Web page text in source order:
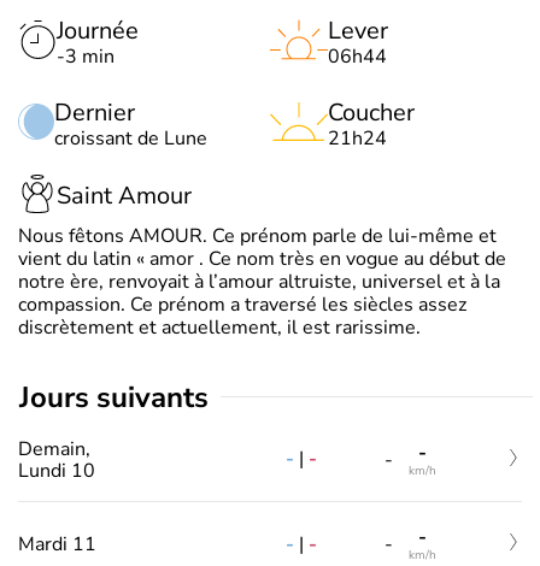
Journée
-3 min
Dernier
croissant de Lune
Lever
06h44
Coucher
21h24
Saint Amour
Nous fêtons AMOUR. Ce prénom parle de lui-même et
vient du latin « amor . Ce nom très en vogue au début de
notre ère, renvoyait à l’amour altruiste, universel et à la
compassion. Ce prénom a traversé les siècles assez
discrètement et actuellement, il est rarissime.
jours suivants
Demain,
Lundi 10
- | - - -
km/h
Mardi 11 - | - - -
km/h